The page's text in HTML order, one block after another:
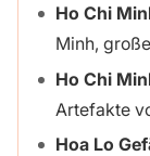
Ho Chi
Minh,
Ho Chi
Artefakte
Hoa Lo